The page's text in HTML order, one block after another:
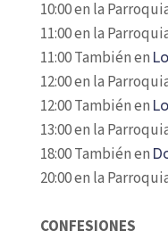
10:00 en la
11:00 en la
11:00 También en
12:00 en la
12:00 También en
13:00 en la
18:00 También en
20:00 en la
CONFESIONES